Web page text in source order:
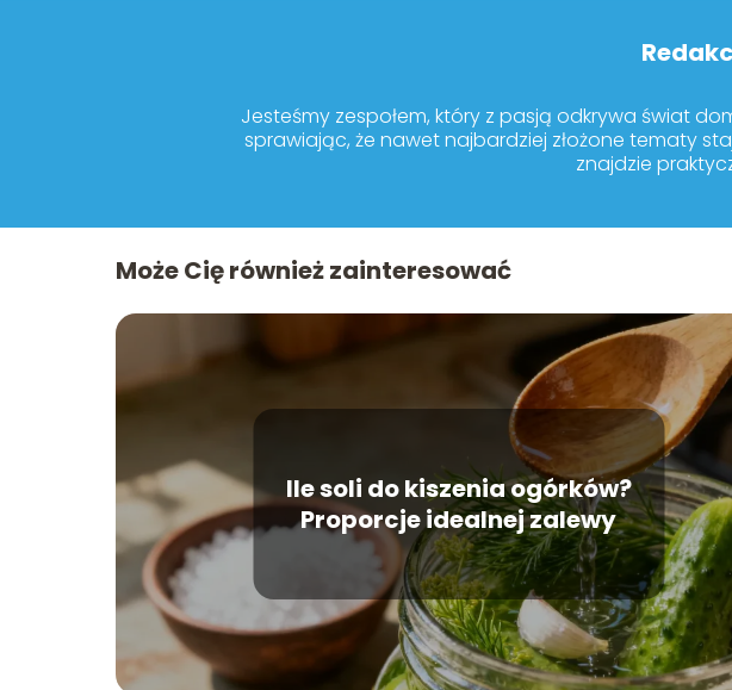
Jesteśmy zespołem, który z pasją odkrywa świat
sprawiając, że nawet najbardziej złożone tematy
znajdzie
Może Cię również zainteresować
Ile soli do kiszenia ogórków?
Proporcje idealnej zalewy